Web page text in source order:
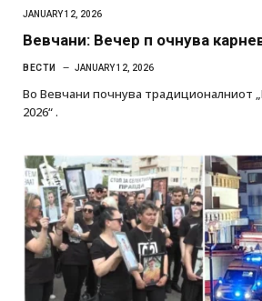
JANUARY 12, 2026
Вевчани: Вечер п очнува
ВЕСТИ JANUARY 12, 2026
Во Вевчани почнува традиционалниот
2026“ .